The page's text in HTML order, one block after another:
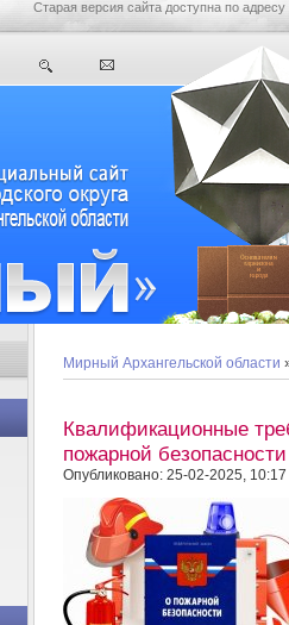
Старая версия сайта доступна по адресу
Мирный Архангельской области
Квалификационные
пожарной
Опубликовано: 25-02-2025, 10:17